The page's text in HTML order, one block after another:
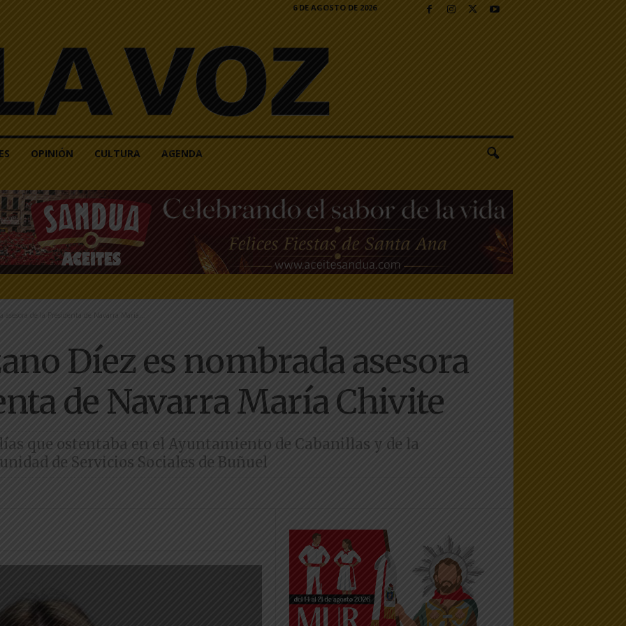
6 DE AGOSTO DE 2026
OPINIÓN CULTURA AGENDA
asesora de la Presidenta de Navarra María...
Díez es nombrada asesora
de Navarra María Chivite
que ostentaba en el Ayuntamiento de Cabanillas y de la
de Servicios Sociales de Buñuel